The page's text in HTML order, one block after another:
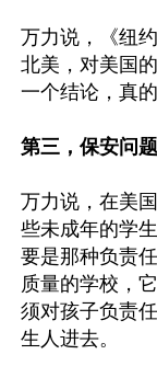
万力说，《纽
北美，对美国
一个结论，真
第三，保安问题
万力说，在美
些未成年的学
要是那种负责
质量的学校，
须对孩子负责
生人进去。